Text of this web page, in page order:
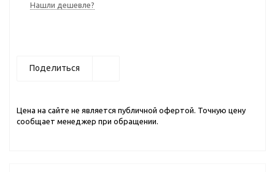
Нашли дешевле?
Поделиться
Цена на сайте не является публичной офертой. Точную цену
сообщает менеджер при обращении.